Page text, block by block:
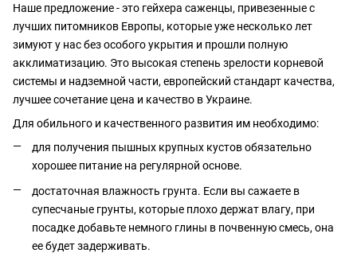
Наше предложение - это гейхера саженцы, привезенные с
лучших питомников Европы, которые уже несколько лет
зимуют у нас без особого укрытия и прошли полную
акклиматизацию. Это высокая степень зрелости корневой
системы и надземной части, европейский стандарт качества,
лучшее сочетание цена и качество в Украине.
Для обильного и качественного развития им необходимо:
для получения пышных крупных кустов обязательно
хорошее питание на регулярной основе.
достаточная влажность грунта. Если вы сажаете в
супесчаные грунты, которые плохо держат влагу, при
посадке добавьте немного глины в почвенную смесь, она
ее будет задерживать.